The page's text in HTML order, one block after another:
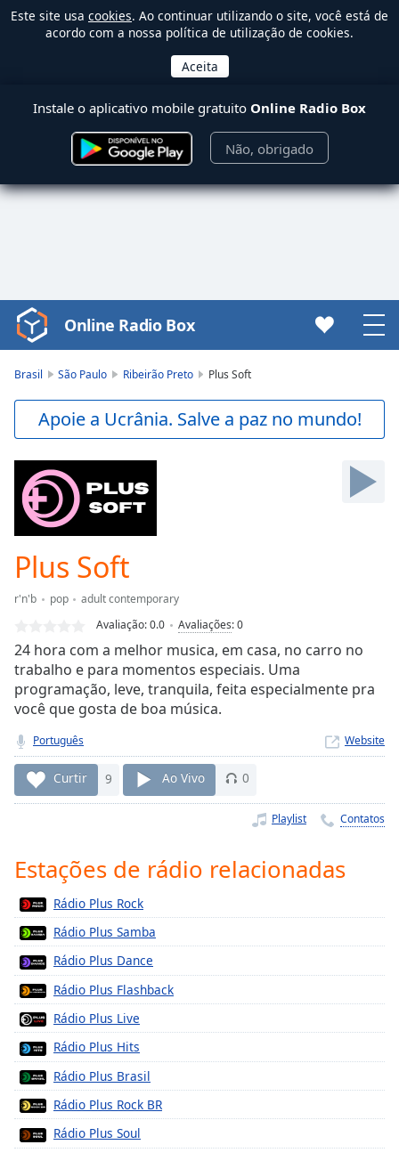
Este site usa cookies. Ao continuar utilizando o site, você está de
acordo com a nossa política de utilização de cookies.
Instale o aplicativo mobile gratuito Online Radio Box
Não, obrigado
Video
Player
Backward
Skip
Forward
Mute
Current
Time 0:00
Duration
0.00%
Stream
TypeLIVE
Seek to
currently
behind
liveLIVE
Remaining
Time-
Rate
Chapters
Chapters
Descriptions
descriptions
off,
selected
Subtitles
subtitles
Online Radio Box
Brasil São Paulo Ribeirão Preto Plus Soft
Apoie a Ucrânia. Salve a paz no mundo!
Plus Soft
r'n'b pop
adult contemporary
Avaliação:0.0 Avaliações:0
24 hora com a melhor musica, em casa, no carro no
trabalho e para momentos especiais. Uma
programação, leve, tranquila, feita especialmente pra
você que gosta de boa música.
Português Website
Curtir 9 Ao Vivo 0
Playlist Contatos
Estações de rádio relacionadas
Rádio Plus Rock
Rádio Plus Samba
Rádio Plus Dance
Rádio Plus Flashback
Rádio Plus Live
Rádio Plus Hits
Rádio Plus Brasil
Rádio Plus Rock BR
Rádio Plus Soul